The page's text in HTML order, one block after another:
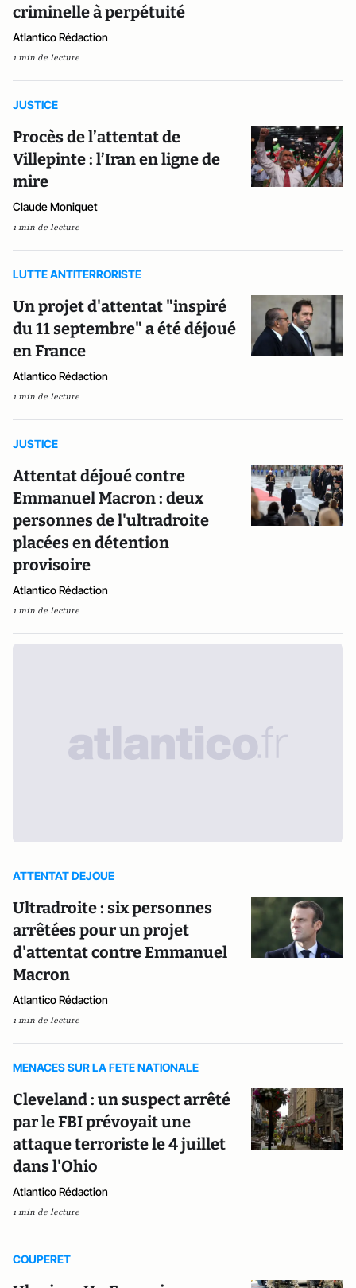
criminelle à perpétuité
Atlantico Rédaction
1 min de lecture
JUSTICE
Procès de l’attentat de
Villepinte : l’Iran en ligne de
mire
Claude Moniquet
1 min de lecture
LUTTE ANTITERRORISTE
Un projet d'attentat "inspiré
du 11 septembre" a été déjoué
en France
Atlantico Rédaction
1 min de lecture
JUSTICE
Attentat déjoué contre
Emmanuel Macron : deux
personnes de l'ultradroite
placées en détention
provisoire
Atlantico Rédaction
1 min de lecture
ATTENTAT DEJOUE
Ultradroite : six personnes
arrêtées pour un projet
d'attentat contre Emmanuel
Macron
Atlantico Rédaction
1 min de lecture
MENACES SUR LA FETE NATIONALE
Cleveland : un suspect arrêté
par le FBI prévoyait une
attaque terroriste le 4 juillet
dans l'Ohio
Atlantico Rédaction
1 min de lecture
COUPERET